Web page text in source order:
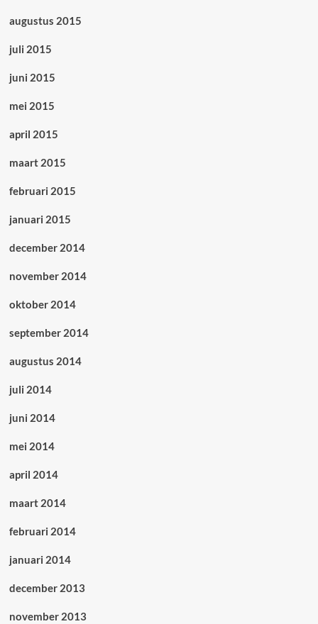
augustus 2015
juli 2015
juni 2015
mei 2015
april 2015
maart 2015
februari 2015
januari 2015
december 2014
november 2014
oktober 2014
september 2014
augustus 2014
juli 2014
juni 2014
mei 2014
april 2014
maart 2014
februari 2014
januari 2014
december 2013
november 2013